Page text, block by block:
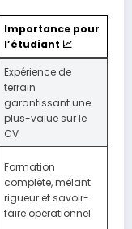
Importance pour
l’étudiant 📈
Expérience de
terrain
garantissant une
plus-value sur le
CV
Formation
complète, mêlant
rigueur et savoir-
faire opérationnel